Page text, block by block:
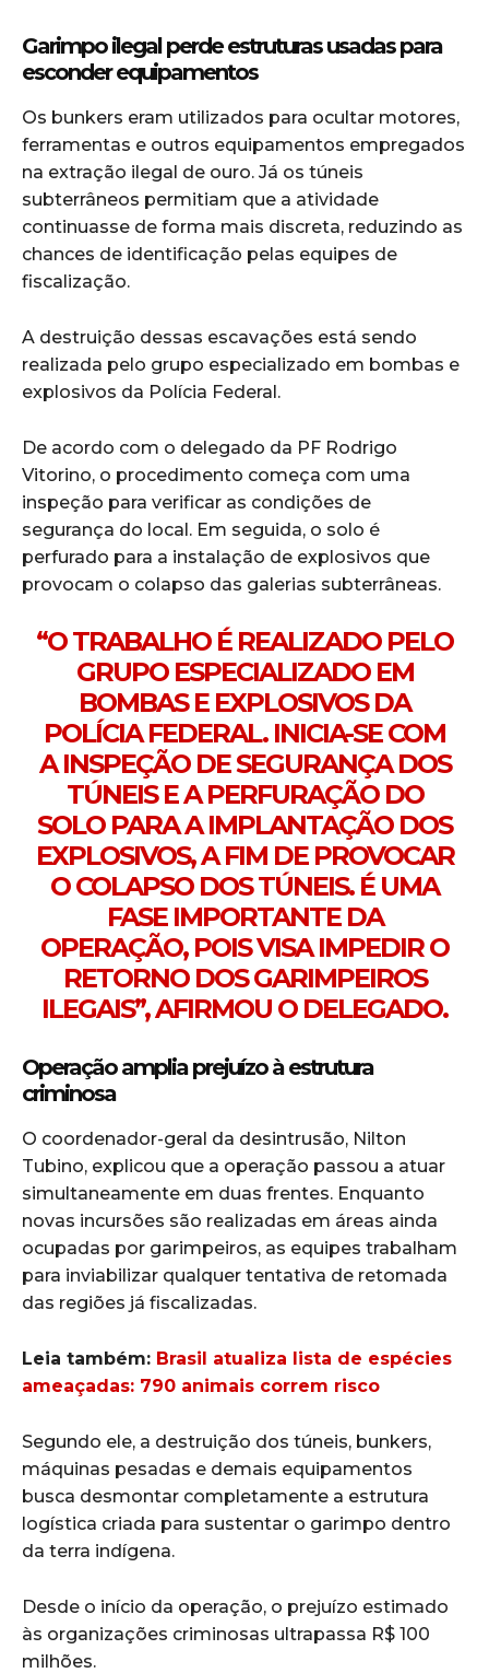
Garimpo ilegal perde estruturas usadas para
esconder equipamentos
Os bunkers eram utilizados para ocultar motores,
ferramentas e outros equipamentos empregados
na extração ilegal de ouro. Já os túneis
subterrâneos permitiam que a atividade
continuasse de forma mais discreta, reduzindo as
chances de identificação pelas equipes de
fiscalização.
A destruição dessas escavações está sendo
realizada pelo grupo especializado em bombas e
explosivos da Polícia Federal.
De acordo com o delegado da PF Rodrigo
Vitorino, o procedimento começa com uma
inspeção para verificar as condições de
segurança do local. Em seguida, o solo é
perfurado para a instalação de explosivos que
provocam o colapso das galerias subterrâneas.
“O TRABALHO É REALIZADO PELO
GRUPO ESPECIALIZADO EM
BOMBAS E EXPLOSIVOS DA
POLÍCIA FEDERAL. INICIA-SE COM
A INSPEÇÃO DE SEGURANÇA DOS
TÚNEIS E A PERFURAÇÃO DO
SOLO PARA A IMPLANTAÇÃO DOS
EXPLOSIVOS, A FIM DE PROVOCAR
O COLAPSO DOS TÚNEIS. É UMA
FASE IMPORTANTE DA
OPERAÇÃO, POIS VISA IMPEDIR O
RETORNO DOS GARIMPEIROS
ILEGAIS”, AFIRMOU O DELEGADO.
Operação amplia prejuízo à estrutura
criminosa
O coordenador-geral da desintrusão, Nilton
Tubino, explicou que a operação passou a atuar
simultaneamente em duas frentes. Enquanto
novas incursões são realizadas em áreas ainda
ocupadas por garimpeiros, as equipes trabalham
para inviabilizar qualquer tentativa de retomada
das regiões já fiscalizadas.
Leia também: Brasil atualiza lista de espécies
ameaçadas: 790 animais correm risco
Segundo ele, a destruição dos túneis, bunkers,
máquinas pesadas e demais equipamentos
busca desmontar completamente a estrutura
logística criada para sustentar o garimpo dentro
da terra indígena.
Desde o início da operação, o prejuízo estimado
às organizações criminosas ultrapassa R$ 100
milhões.